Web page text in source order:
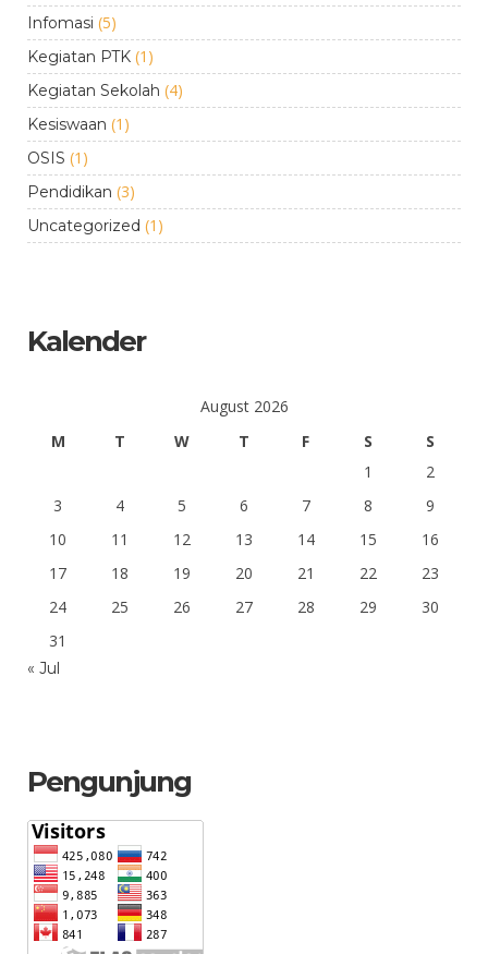
Infomasi (5)
Kegiatan PTK (1)
Kegiatan Sekolah (4)
Kesiswaan (1)
OSIS (1)
Pendidikan (3)
Uncategorized (1)
Kalender
August 2026
M
T W T F S
S
1
2
3
4 5 6 7 8
9
10
11 12 13 14 15
16
17
18 19 20 21 22
23
24
25 26 27 28 29
30
31
« Jul
Pengunjung